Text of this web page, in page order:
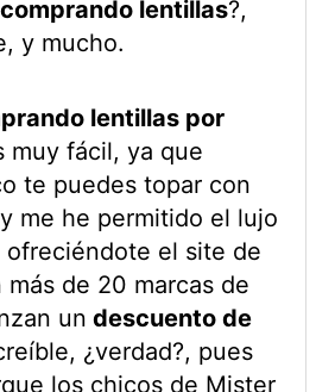
comprando lentillas?,
y mucho.
lentillas por
muy fácil, ya que
te puedes topar con
me he permitido el lujo
el site de
más de 20 marcas de
un descuento de
¿verdad?, pues
los chicos de Mister